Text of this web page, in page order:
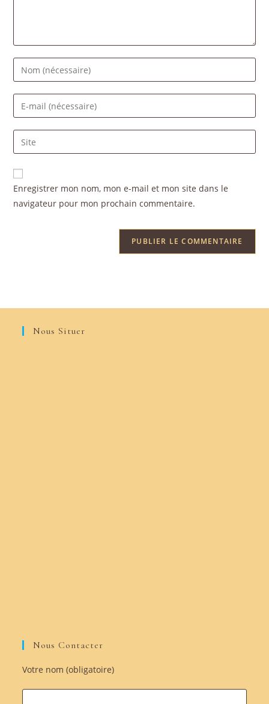
Enregistrer mon nom, mon e-mail et mon site dans le
navigateur pour mon prochain commentaire.
Nous Situer
Nous Contacter
Votre nom (obligatoire)